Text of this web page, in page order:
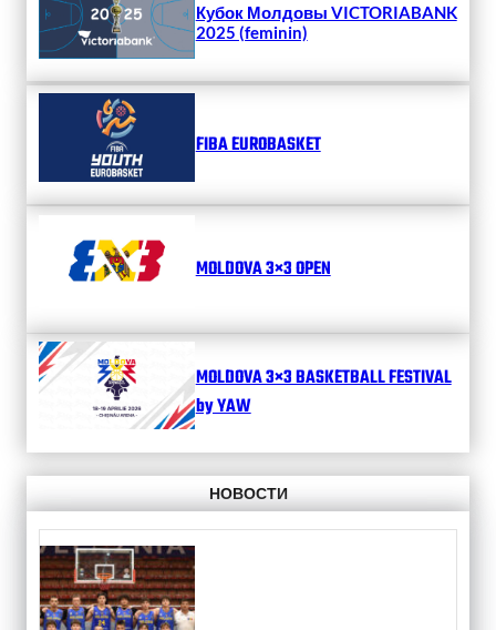
Кубок Молдовы VICTORIABANK
2025 (feminin)
FIBA EUROBASKET
MOLDOVA 3×3 OPEN
MOLDOVA 3×3 BASKETBALL FESTIVAL
by YAW
НОВОСТИ